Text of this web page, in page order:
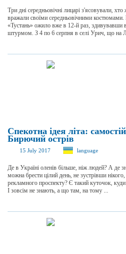
Три дні середньовічні лицарі з'ясовували,
вражали своїми середньовічними костюмами.
«Тустань» ожило вже в 12-й раз,
штурмом. З 4 по 6 серпня в селі Урич, що на
Спекотна ідея літа:
Бирючий острів
15 July 2017 language
Де в Україні оленів більше, ніж людей? А де
можна брести цілий день, не зустрівши
рекламного проспекту? Є такий куточок, куди
І зовсім не знають, а що там, на тому ...